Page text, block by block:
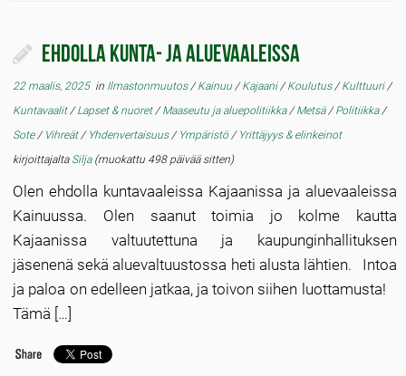
Ehdolla kunta- ja aluevaaleissa
22 maalis, 2025in Ilmastonmuutos/Kainuu/Kajaani/Koulutus/Kulttuuri/
Kuntavaalit/Lapset & nuoret/Maaseutu ja aluepolitiikka/Metsä/Politiikka/
Sote/ Vihreät/ Yhdenvertaisuus/ Ympäristö/ Yrittäjyys & elinkeinot
kirjoittajalta Silja(muokattu 498 päivää sitten)
Olen ehdolla kuntavaaleissa Kajaanissa ja aluevaaleissa
Kainuussa. Olen saanut toimia jo kolme kautta
Kajaanissa valtuutettuna ja kaupunginhallituksen
jäsenenä sekä aluevaltuustossa heti alusta lähtien. Intoa
ja paloa on edelleen jatkaa, ja toivon siihen luottamusta!
Tämä […]